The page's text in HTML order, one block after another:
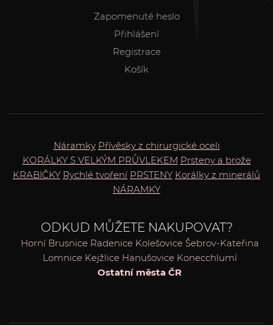
Zapomenuté heslo
Přihlášení
Registrace
Košík
Náramky Přívěsky z chirurgické oceli
KORÁLKY S VELKÝM PRŮVLEKEM Prsteny a brože
KRABIČKY Rychlé tvoření PRSTENY Korálky z minerálů
NÁRAMKY
ODKUD MŮŽETE NAKUPOVAT?
Horní Brusnice Radenice Kolešovice Šebrov-Kateřina
Lomnice Kejžlice Hanušovice Konecchlumí
Ostatní města ČR